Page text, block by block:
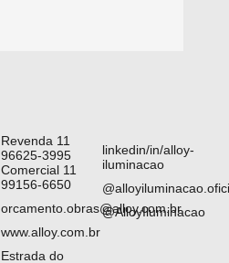
Revenda 11
96625-3995
Comercial 11
99156-6650
orcamento.obras@alloy.com.br
www.alloy.com.br
Estrada do
linkedin/in/alloy-
iluminacao
@AlloyIluminacao